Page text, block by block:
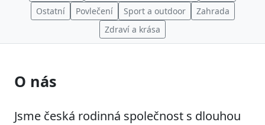
Ostatní
Povlečení Sport a outdoor
Zahrada
Zdraví a krása
O nás
Jsme česká rodinná společnost s dlouhou